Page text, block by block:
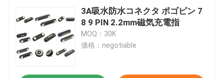
熱で動くストーブファン
電気スクリュードライバー セット
3A吸水防水コネクタ ポゴピン 7
8 9 PIN 2.2mm磁気充電指
MOQ：30K
価格：negotiable